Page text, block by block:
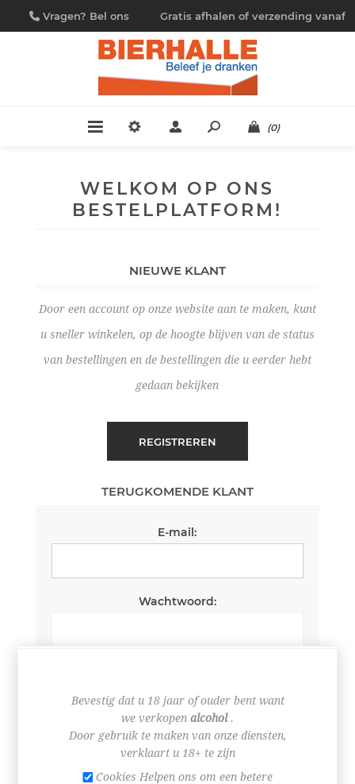
Vragen? Bel ons
09/230.88.44
Gratis afhalen of verzending vanaf
€ 4,95
(0)
WELKOM OP ONS
BESTELPLATFORM!
NIEUWE KLANT
Door een account op onze website aan te maken, kunt
u sneller winkelen, op de hoogte blijven van de status
van bestellingen en de bestellingen die u eerder hebt
gedaan bekijken
REGISTREREN
TERUGKOMENDE KLANT
E-mail:
Wachtwoord:
Wachtwoord vergeten?
INLOGGEN
Bevestig dat u 18 jaar of ouder bent want
we verkopen alcohol.
Door gebruik te maken van onze diensten,
verklaart u 18+ te zijn
Cookies Helpen ons om een betere